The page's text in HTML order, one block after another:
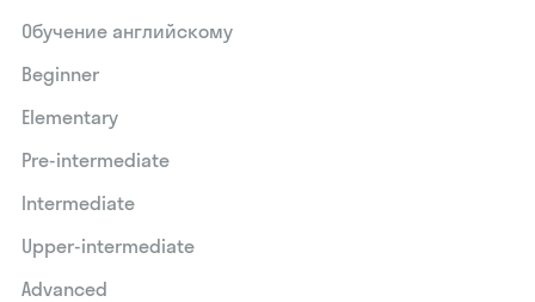
Обучение английскому
Beginner
Elementary
Pre-intermediate
Intermediate
Upper-intermediate
Advanced